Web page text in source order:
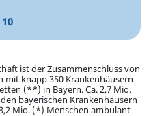
10
ist der Zusammenschluss von
knapp 350 Krankenhäusern
(**) in Bayern. Ca. 2,7 Mio.
bayerischen Krankenhäusern
Mio. (*) Menschen ambulant